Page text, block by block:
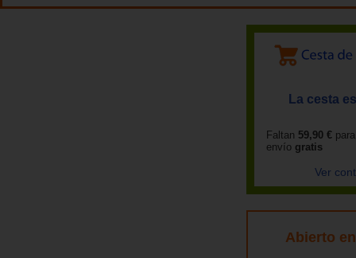
La cesta
Faltan 59,90 €
envío gratis
Ver
Abierto